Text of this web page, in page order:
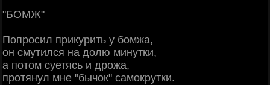
"БОМЖ"
Попросил прикурить у бомжа,
он смутился на долю минутки,
а потом суетясь и дрожа,
протянул мне "бычок" самокрутки.